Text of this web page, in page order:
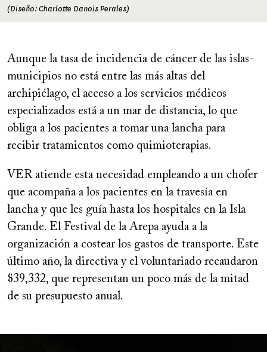
(Diseño: Charlotte Danois Perales)
Aunque la tasa de incidencia de cáncer de las islas-
municipios no está entre las más altas del
archipiélago, el acceso a los servicios médicos
especializados está a un mar de distancia, lo que
obliga a los pacientes a tomar una lancha para
recibir tratamientos como quimioterapias.
VER atiende esta necesidad empleando a un chofer
que acompaña a los pacientes en la travesía en
lancha y que les guía hasta los hospitales en la Isla
Grande. El Festival de la Arepa ayuda a la
organización a costear los gastos de transporte. Este
último año, la directiva y el voluntariado recaudaron
$39,332, que representan un poco más de la mitad
de su presupuesto anual.